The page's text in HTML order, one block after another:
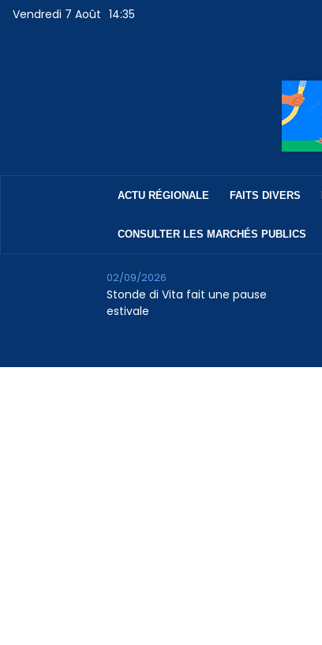
Vendredi 7 Août 14:35
ACTU RÉGIONALE FAITS DIVERS
CONSULTER LES MARCHÉS PUBLICS
Stonde di Vita fait une pause
estivale
02/09/2026